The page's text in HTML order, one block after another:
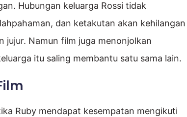
Hubungan keluarga Rossi tidak
dan ketakutan akan kehilangan
jujur. Namun film juga menonjolkan
itu saling membantu satu sama lain.
Ruby mendapat kesempatan mengikuti